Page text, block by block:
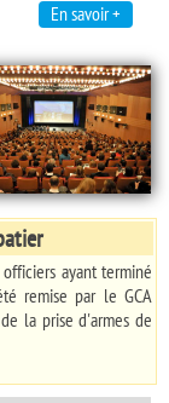
En savoir +
ayant terminé
remise par le GCA
la prise d'armes de